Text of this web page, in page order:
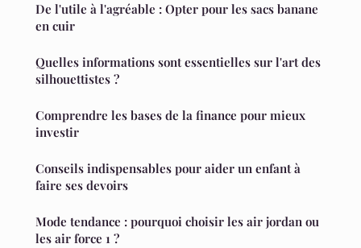
De l'utile à l'agréable : Opter pour les sacs banane
en cuir
Quelles informations sont essentielles sur l'art des
silhouettistes ?
Comprendre les bases de la finance pour mieux
investir
Conseils indispensables pour aider un enfant à
faire ses devoirs
Mode tendance : pourquoi choisir les air jordan ou
les air force 1 ?